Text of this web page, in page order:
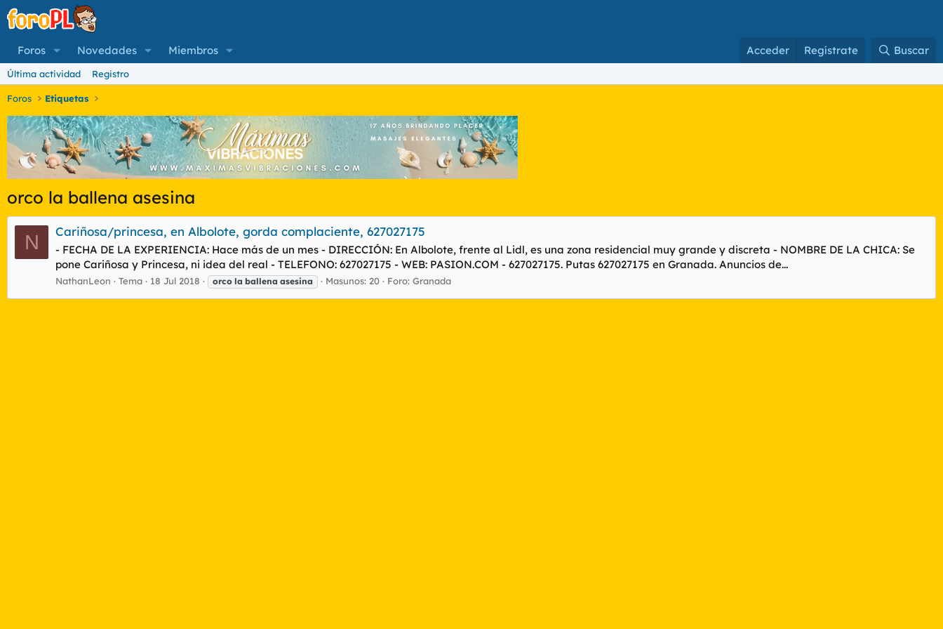
Foros Novedades Miembros Acceder Regístrate Buscar
Última actividad Registro
Foros Etiquetas
orco la ballena asesina
N Cariñosa/princesa, en Albolote, gorda complaciente, 627027175
- FECHA DE LA EXPERIENCIA: Hace más de un mes - DIRECCIÓN: En Albolote, frente al Lidl, es una zona residencial muy grande y discreta - NOMBRE DE LA CHICA: Se
pone Cariñosa y Princesa, ni idea del real - TELEFONO: 627027175 - WEB: PASION.COM - 627027175. Putas 627027175 en Granada. Anuncios de...
NathanLeon Tema 18 Jul 2018 orco la ballena asesina Masunos: 20 Foro: Granada